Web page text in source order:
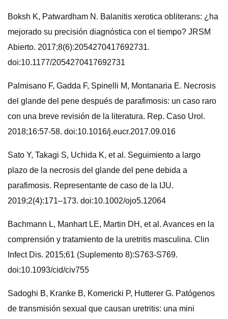
Boksh K, Patwardham N. Balanitis xerotica obliterans: ¿ha
mejorado su precisión diagnóstica con el tiempo? JRSM
Abierto. 2017;8(6):2054270417692731.
doi:10.1177/2054270417692731
Palmisano F, Gadda F, Spinelli M, Montanaria E. Necrosis
del glande del pene después de parafimosis: un caso raro
con una breve revisión de la literatura. Rep. Caso Urol.
2018;16:57-58. doi:10.1016/j.eucr.2017.09.016
Sato Y, Takagi S, Uchida K, et al. Seguimiento a largo
plazo de la necrosis del glande del pene debida a
parafimosis. Representante de caso de la IJU.
2019;2(4):171–173. doi:10.1002/ojo5.12064
Bachmann L, Manhart LE, Martin DH, et al. Avances en la
comprensión y tratamiento de la uretritis masculina. Clin
Infect Dis. 2015;61 (Suplemento 8):S763-S769.
doi:10.1093/cid/civ755
Sadoghi B, Kranke B, Komericki P, Hutterer G. Patógenos
de transmisión sexual que causan uretritis: una mini